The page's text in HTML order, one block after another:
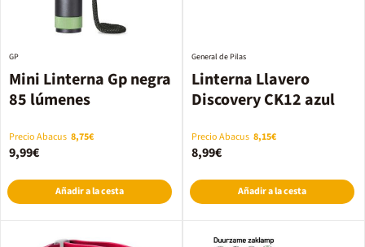
Mini Linterna Gp negra
85 lúmenes
GP
Precio Abacus 8,75€
9,99€
Añadir a la cesta
Linterna Llavero
Discovery CK12 azul
General de Pilas
Precio Abacus 8,15€
8,99€
Añadir a la cesta